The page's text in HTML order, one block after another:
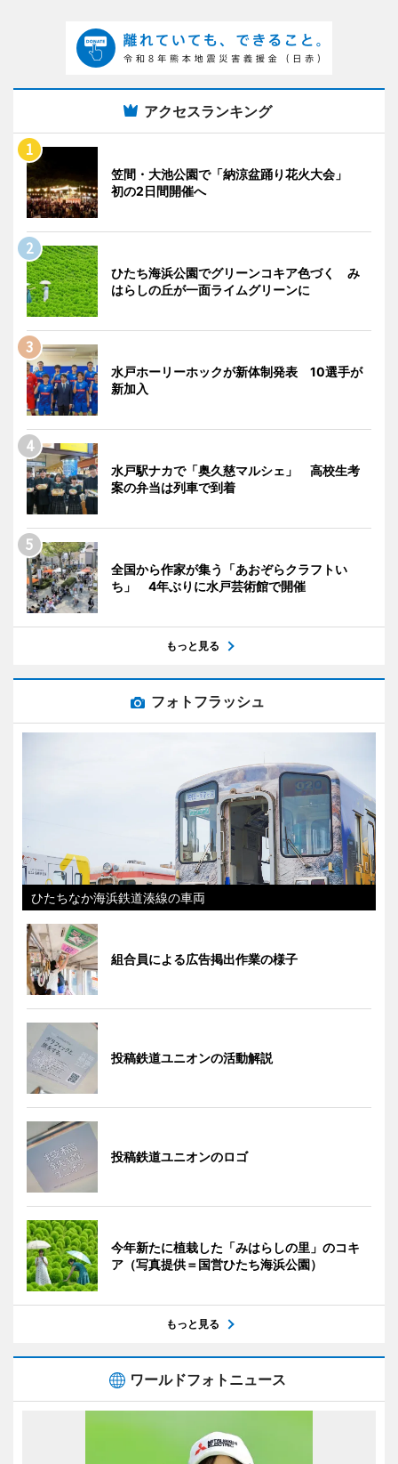
アクセスランキング
笠間・大池公園で「納涼盆踊り花火大会」
初の2日間開催へ
ひたち海浜公園でグリーンコキア色づく み
はらしの丘が一面ライムグリーンに
水戸ホーリーホックが新体制発表 10選手が
新加入
水戸駅ナカで「奥久慈マルシェ」 高校生考
案の弁当は列車で到着
全国から作家が集う「あおぞらクラフトい
ち」 4年ぶりに水戸芸術館で開催
もっと見る
フォトフラッシュ
ひたちなか海浜鉄道湊線の車両
組合員による広告掲出作業の様子
投稿鉄道ユニオンの活動解説
投稿鉄道ユニオンのロゴ
今年新たに植栽した「みはらしの里」のコキ
ア（写真提供＝国営ひたち海浜公園）
もっと見る
ワールドフォトニュース